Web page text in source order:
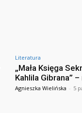
Literatura
„Mała Księga
Kahlila Gibrana”
Agnieszka Wielińska - 5